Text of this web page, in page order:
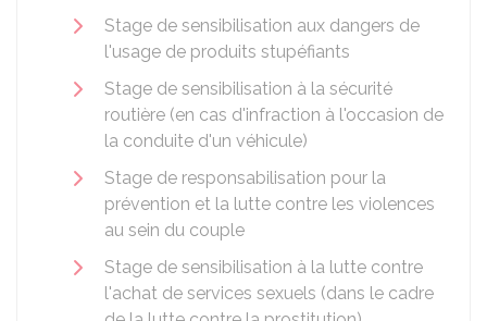
Stage de sensibilisation aux dangers de
l'usage de produits stupéfiants
Stage de sensibilisation à la sécurité
routière (en cas d'infraction à l'occasion de
la conduite d'un véhicule)
Stage de responsabilisation pour la
prévention et la lutte contre les violences
au sein du couple
Stage de sensibilisation à la lutte contre
l'achat de services sexuels (dans le cadre